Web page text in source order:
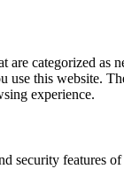
categorized as
use this website.
experience.
security features